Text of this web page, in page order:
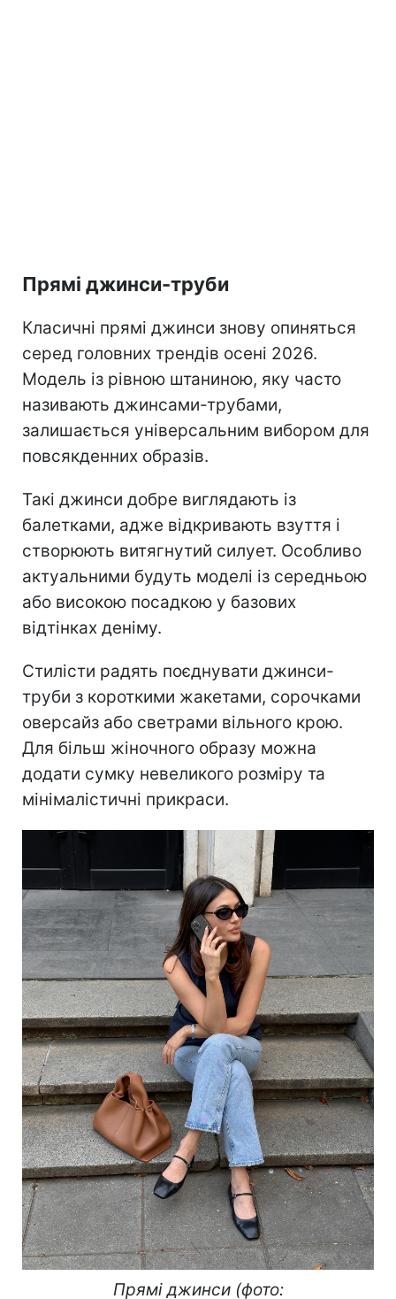
Прямі джинси-труби
Класичні прямі джинси знову опиняться
серед головних трендів осені 2026.
Модель із рівною штаниною, яку часто
називають джинсами-трубами,
залишається універсальним вибором для
повсякденних образів.
Такі джинси добре виглядають із
балетками, адже відкривають взуття і
створюють витягнутий силует. Особливо
актуальними будуть моделі із середньою
або високою посадкою у базових
відтінках деніму.
Стилісти радять поєднувати джинси-
труби з короткими жакетами, сорочками
оверсайз або светрами вільного крою.
Для більш жіночного образу можна
додати сумку невеликого розміру та
мінімалістичні прикраси.
Прямі джинси (фото: